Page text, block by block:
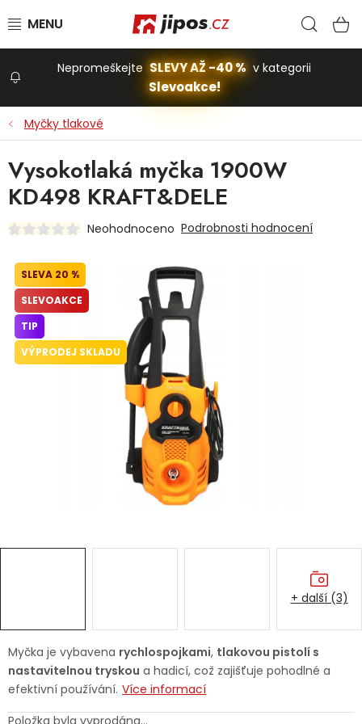
Stavba a dům
Dílna
Domácnost
Značky
Nepromeškejte SLEVY AŽ -40 % v kategorii
Slevoakce!
Myčky tlakové
Myčka je vybavena rychlospojkami, tlakovou pistolí s
nastavitelnou tryskou a hadicí, což zajišťuje pohodlné a
efektivní používání. Více informací
Položka byla vyprodána…
Vysokotlaká myčka 1900W
KD498 KRAFT&DELE
Neohodnoceno Podrobnosti hodnocení
20 %
SLEVOAKCE
TIP
VÝPRODEJ SKLADU
+ další (3)